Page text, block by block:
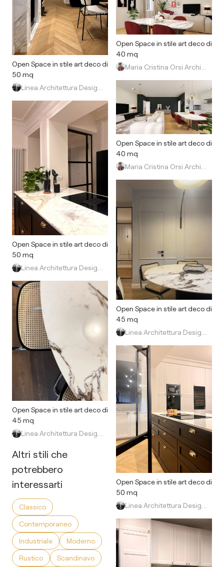
Open Space in stile art deco di
50 mq
Open Space in stile art deco di
50 mq
Open Space in stile art deco di
45 mq
Altri stili che
potrebbero
interessarti
Classico
Contemporaneo
Industriale
Moderno
Rustico
Scandinavo
Open Space in stile art deco di
40 mq
Open Space in stile art deco di
40 mq
Open Space in stile art deco di
45 mq
Open Space in stile art deco di
50 mq